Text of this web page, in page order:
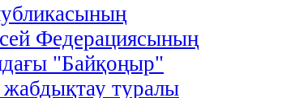
Федерациясының
"Байқоңыр"
жабдықтау туралы